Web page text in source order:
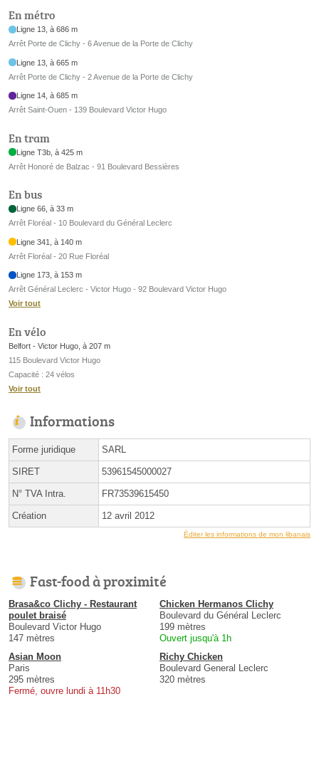
En métro
Ligne 13, à 686 m
Arrêt Porte de Clichy - 6 Avenue de la Porte de Clichy
Ligne 13, à 665 m
Arrêt Porte de Clichy - 2 Avenue de la Porte de Clichy
Ligne 14, à 685 m
Arrêt Saint-Ouen - 139 Boulevard Victor Hugo
En tram
Ligne T3b, à 425 m
Arrêt Honoré de Balzac - 91 Boulevard Bessières
En bus
Ligne 66, à 33 m
Arrêt Floréal - 10 Boulevard du Général Leclerc
Ligne 341, à 140 m
Arrêt Floréal - 20 Rue Floréal
Ligne 173, à 153 m
Arrêt Général Leclerc - Victor Hugo - 92 Boulevard Victor Hugo
Voir tout
En vélo
Belfort - Victor Hugo, à 207 m
115 Boulevard Victor Hugo
Capacité : 24 vélos
Voir tout
Informations
Forme juridique SARL
SIRET 53961545000027
N° TVA Intra. FR73539615450
Création 12 avril 2012
Éditer les informations de mon libanais
Fast-food à proximité
Brasa&co Clichy - Restaurant
poulet braisé
Boulevard Victor Hugo
147 mètres
Chicken Hermanos Clichy
Boulevard du Général Leclerc
199 mètres
Ouvert jusqu'à 1h
Asian Moon
Paris
295 mètres
Fermé, ouvre lundi à 11h30
Richy Chicken
Boulevard General Leclerc
320 mètres